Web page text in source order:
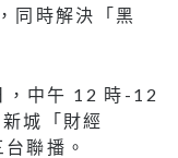
同時解決「黑
，中午 12 時-12
城「財經
聯播。